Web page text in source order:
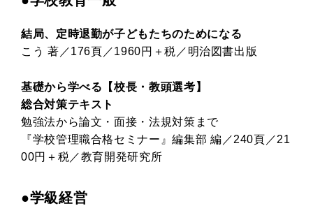
結局、定時退勤が子どもたちのためになる
こう 著／176頁／1960円＋税／明治図書出版
基礎から学べる【校長・教頭選考】
総合対策テキスト
勉強法から論文・面接・法規対策まで
『学校管理職合格セミナー』編集部 編／240頁／21
00円＋税／教育開発研究所
●学級経営